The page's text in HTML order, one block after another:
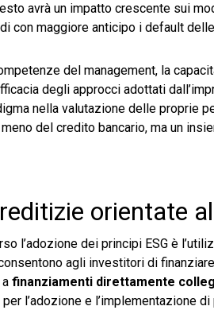
avrà un impatto crescente sui
con maggiore anticipo i default
del management, la
degli approcci adottati
nella valutazione delle proprie
del credito bancario, ma un
orientate
l’adozione dei principi ESG è
agli investitori di
finanziamenti direttamente
l’adozione e l’implementazione